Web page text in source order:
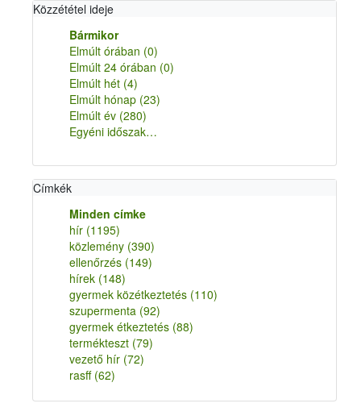
Közzététel ideje
Bármikor
Elmúlt órában (0)
Elmúlt 24 órában (0)
Elmúlt hét (4)
Elmúlt hónap (23)
Elmúlt év (280)
Egyéni időszak…
Címkék
Minden címke
hír (1195)
közlemény (390)
ellenőrzés (149)
hírek (148)
gyermek közétkeztetés (110)
szupermenta (92)
gyermek étkeztetés (88)
termékteszt (79)
vezető hír (72)
rasff (62)